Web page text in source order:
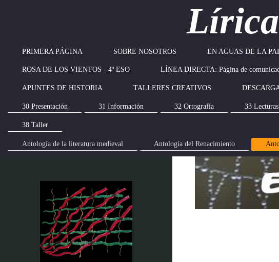
PRIMERA PÁGINA SOBRE NOSOTROS EN AGUAS DE LA
ROSA DE LOS VIENTOS - 4º ESO LÍNEA DIRECTA: Página de
APUNTES DE HISTORIA TALLERES CREATIVOS
30 Presentación 31 Información 32 Ortografía 33 Lecturas
38 Taller
Antología de la literatura medieval Antología del Renacimiento